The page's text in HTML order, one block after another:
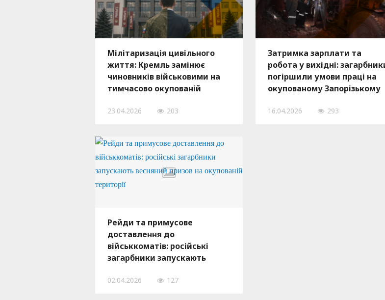
Мілітаризація цивільного
життя: Кремль замінює
чиновників військовими на
тимчасово окупованій
23.04.2026 203
Затримка зарплати та
робота у вихідні:
погіршили умови праці на
окупованому Запорізькому
16.04.2026 293
Рейди та примусове
доставлення до
військкоматів: російські
загарбники запускають
окупованій території
02.04.2026 127